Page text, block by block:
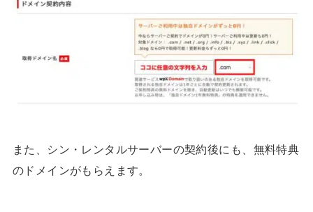
また、シン・レンタルサーバーの契約後にも、無料特典
のドメインがもらえます。